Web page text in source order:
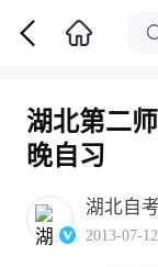
湖北第二
晚自习
湖北自
2013-07-